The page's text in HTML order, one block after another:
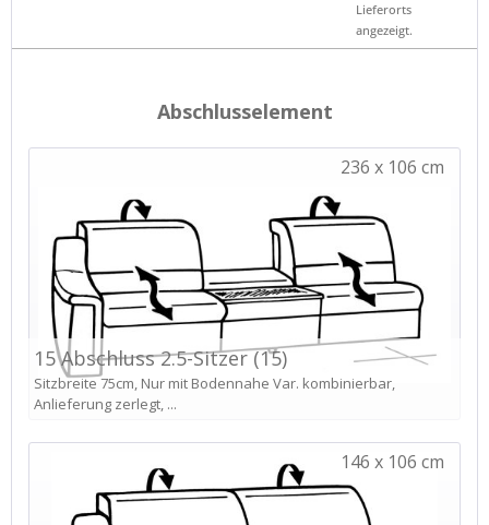
Lieferorts
angezeigt.